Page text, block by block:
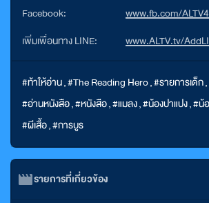
Facebook:
www.fb.com/ALTV4
เพิ่มเพื่อนทาง LINE:
www.ALTV.tv/
#ท้าให้อ่าน,#The Reading Hero,#รายการเด็ก,
#อ่านหนังสือ,#หนังสือ,#แมลง,#น้องปาแปง,#น้
#ผีเสื้อ,#การบูร
รายการที่เกี่ยวข้อง